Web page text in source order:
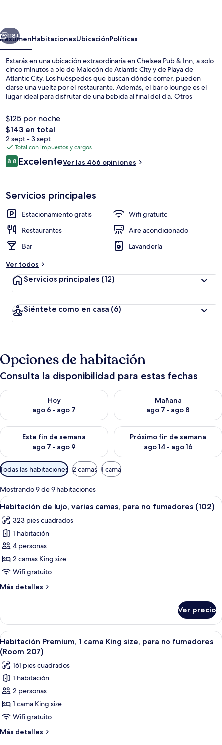
Siguiente
118+
ResumenHabitacionesUbicaciónPolíticas
Estarás en una ubicación extraordinaria en Chelsea Pub & Inn, a solo
cinco minutos a pie de Malecón de Atlantic City y de Playa de
Atlantic City. Los huéspedes que buscan dónde comer, pueden
darse una vuelta por el restaurante. Además, el bar o lounge es el
lugar ideal para disfrutar de una bebida al final del día. Otros
y su jardín. El personal amable y el desayuno reciben muy buenas
calificaciones de otros visitantes.
$125 por noche
El
precio
total
es
de
$143 en total
2 sept - 3 sept
Total con impuestos y cargos
Opiniones
8.88.8 de 10,
ExcelenteVer las 466 opiniones
Servicios principales
Estacionamiento gratis
Wifi gratuito
Restaurantes
Aire acondicionado
Bar
Lavandería
Ver todos
Servicios principales (12)
Siéntete como en casa (6)
Opciones de habitación
Consulta la disponibilidad para estas fechas
Hoy
ago 6 - ago 7
Consulta la disponibilidad para hoy ago 6 - ago 7
Mañana
ago 7 - ago 8
Consulta la disponibilidad
Este fin de semana
ago 7 - ago 9
Consulta la disponibilidad para este fin de semana ago 7 -
Próximo fin de semana
ago 14 - ago 16
Consulta la disponibilidad
Filtros
disponibles
para
las
habitaciones
Todas las habitaciones 2 camas 1 cama
Mostrando 9 de 9 habitaciones
Abrir
todas
las
fotos
de
Habitación
de
varias
no
fumadores
(102)
Una habitación con cama, banco,
5
Habitación de lujo, varias camas, para no fumadores (102)
323 pies cuadrados
1 habitación
4 personas
2 camas King size
Wifi gratuito
Más detalles
Más
de
lujo,
varias
camas,
para
no
fumadores
(102)
Ver precio
Abrir
todas
las
fotos
de
Habitación
Premium,
1
cama
King
Un dormitorio con cama, mesita de
24
Habitación Premium, 1 cama King size, para no fumadores
(Room 207)
161 pies cuadrados
1 habitación
2 personas
1 cama King size
Wifi gratuito
Más detalles
Más